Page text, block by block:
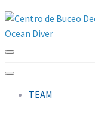
Ocean Diver
TEAM